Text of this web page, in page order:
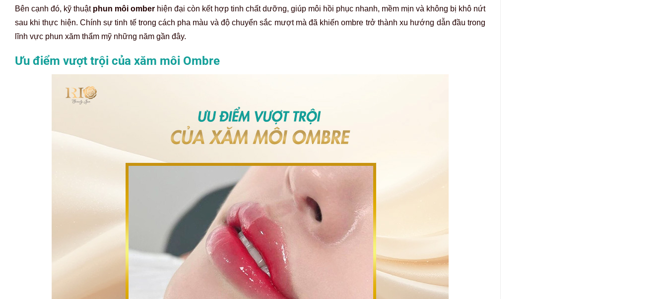
Bên cạnh đó, kỹ thuật phun môi omber hiện đại còn kết hợp tinh chất dưỡng, giúp môi hồi phục nhanh, mềm mịn và không bị khô nứt
sau khi thực hiện. Chính sự tinh tế trong cách pha màu và độ chuyển sắc mượt mà đã khiến ombre trở thành xu hướng dẫn đầu trong
lĩnh vực phun xăm thẩm mỹ những năm gần đây.
Ưu điểm vượt trội của xăm môi Ombre